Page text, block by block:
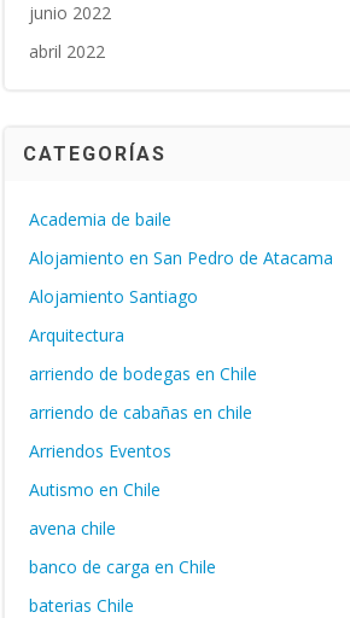
junio 2022
abril 2022
CATEGORÍAS
Academia de baile
Alojamiento en San Pedro de Atacama
Alojamiento Santiago
Arquitectura
arriendo de bodegas en Chile
arriendo de cabañas en chile
Arriendos Eventos
Autismo en Chile
avena chile
banco de carga en Chile
baterias Chile